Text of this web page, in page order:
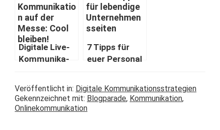
Kommunikatio
n
#rpStory13
Dig­i­tale Live-
Kom­mu­nika­
Events: Cool
bleiben!
7 Tipps für
euer Per­son­al
#blog­pa­rade
Veröffentlicht in: Digitale Kommunikationsstrategien
Gekennzeichnet mit: Blogparade, Kommunikation,
Onlinekommunikation